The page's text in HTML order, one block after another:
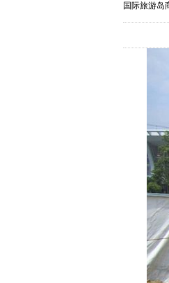
国际旅游岛